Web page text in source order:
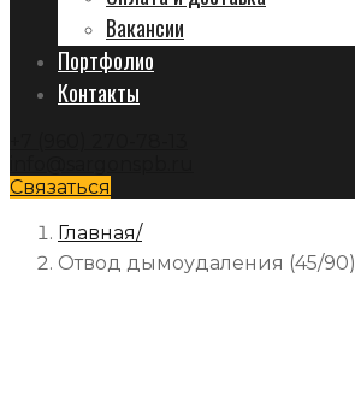
Вакансии
Портфолио
Контакты
Связаться
Главная
Отвод дымоудаления (45/90)